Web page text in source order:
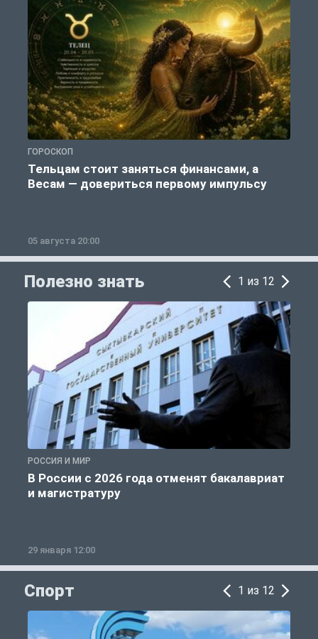
ГОРОСКОП
Тельцам стоит заняться финансами, а
Весам — довериться первому импульсу
05 августа 20:00
Полезно знать 1 из 12
РОССИЯ И МИР
В России с 2026 года отменят бакалавриат
и магистратуру
29 января 12:00
Спорт 1 из 12